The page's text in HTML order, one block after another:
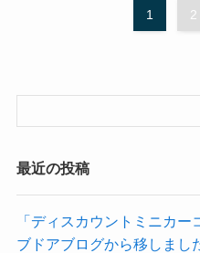
1 2
最近の投稿
「ディスカウントミニカ
ブドアブログから移しまし